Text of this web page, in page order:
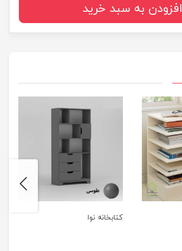
افزودن به سبد خرید
کتابخانه نوا